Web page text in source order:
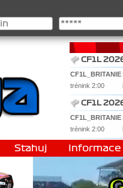
Veselý , 2. Jan Nováček
CF1L
CF1L_BRITANIE
trénink 2:00
CF1L
CF1L_BRITANIE
trénink 2:00
Stahuj Informace